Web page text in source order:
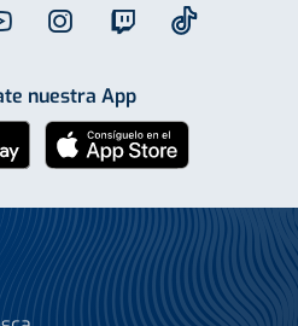
nuestra App